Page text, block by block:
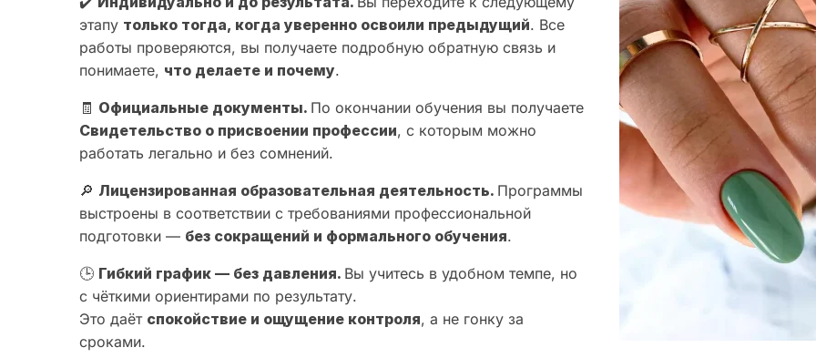
этапу только тогда, когда уверенно освоили предыдущий. Все
работы проверяются, вы получаете подробную обратную связь и
понимаете, что делаете и почему.
🧾 Официальные документы. По окончании обучения вы получаете
Свидетельство о присвоении профессии, с которым можно
работать легально и без сомнений.
🔎 Лицензированная образовательная деятельность. Программы
выстроены в соответствии с требованиями профессиональной
подготовки — без сокращений и формального обучения.
🕒 Гибкий график — без давления. Вы учитесь в удобном темпе, но
с чёткими ориентирами по результату.
Это даёт спокойствие и ощущение контроля, а не гонку за
сроками.